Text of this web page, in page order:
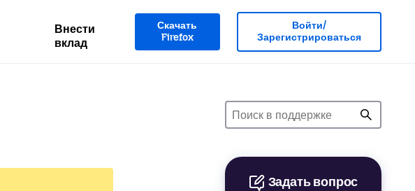
Внести
вклад
Скачать
Firefox
Войти/
Зарегистрироваться
Задать вопрос